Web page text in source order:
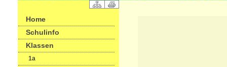
Home
Schulinfo
Klassen
1a